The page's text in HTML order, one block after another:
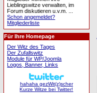
Lieblingswitze verwalten, im
Forum diskutieren u.v.m. ...
Schon angemeldet?
Mitgliederliste
Für Ihre Homepage
Der Witz des Tages
Der Zufallswitz
Module für WP/Joomla
Logos, Banner, Links
hahaha gezWit(z)scher
Kurze Witze bei Twitter!